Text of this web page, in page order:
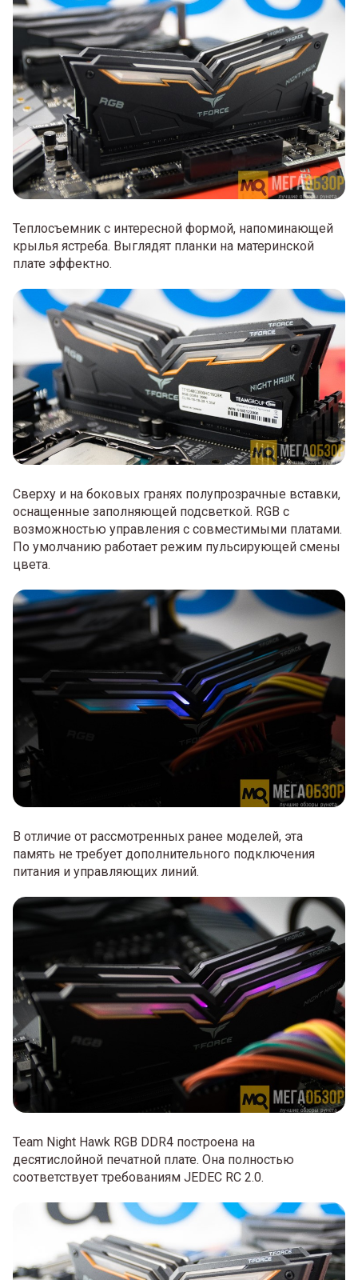
Теплосъемник с интересной формой, напоминающей
крылья ястреба. Выглядят планки на материнской
плате эффектно.
Сверху и на боковых гранях полупрозрачные вставки,
оснащенные заполняющей подсветкой. RGB с
возможностью управления с совместимыми платами.
По умолчанию работает режим пульсирующей смены
цвета.
В отличие от рассмотренных ранее моделей, эта
память не требует дополнительного подключения
питания и управляющих линий.
Team Night Hawk RGB DDR4 построена на
десятислойной печатной плате. Она полностью
соответствует требованиям JEDEC RC 2.0.